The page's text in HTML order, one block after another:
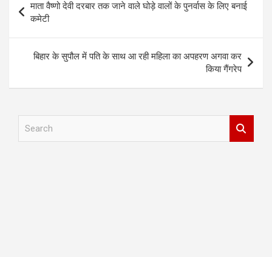
navigation
माता वैष्णो देवी दरबार तक जाने वाले घोड़े वालों के पुनर्वास के लिए बनाई
कमेटी
बिहार के सुपौल में पति के साथ आ रही महिला का अपहरण अगवा कर
किया गैंगरेप